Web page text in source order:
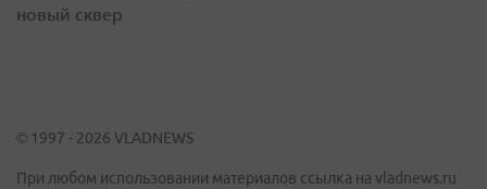
новый сквер
© 1997 - 2026 VLADNEWS
При любом использовании материалов ссылка на vladnews.ru